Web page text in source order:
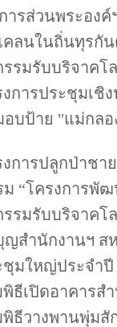
ารส่วนพระอง
ลนในถิ่นทุรกั
รรมรับบริจาคโ
งการประชุมเ
อบป้าย "แม่กลอ
งการปลูกป่าชา
ม “โครงการพั
รรมรับบริจาคโ
ญสำนักงานฯ ส
ชุมใหญ่ประจำ
พิธีเปิดอาคารส
พิธีวางพานพุ่มสั